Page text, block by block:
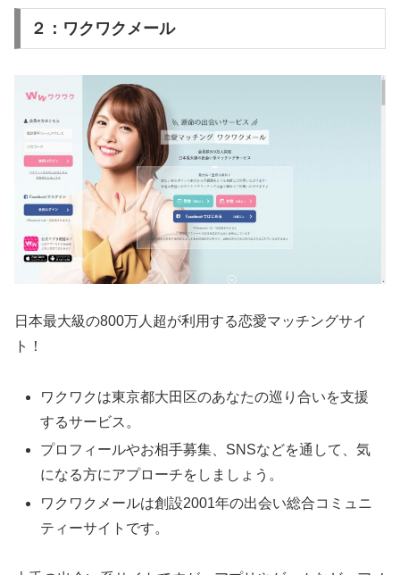
２：ワクワクメール
日本最大級の800万人超が利用する恋愛マッチングサイ
ト！
ワクワクは東京都大田区のあなたの巡り合いを支援
するサービス。
プロフィールやお相手募集、SNSなどを通して、気
になる方にアプローチをしましょう。
ワクワクメールは創設2001年の出会い総合コミュニ
ティーサイトです。